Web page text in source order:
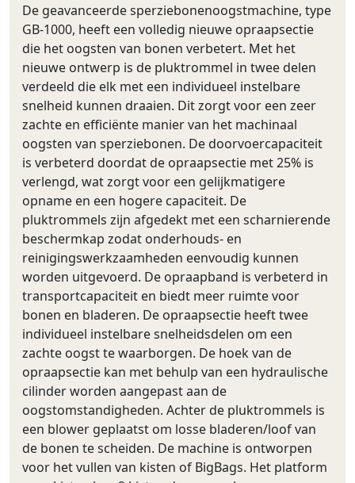
De geavanceerde sperziebonenoogstmachine, type
GB-1000, heeft een volledig nieuwe opraapsectie
die het oogsten van bonen verbetert. Met het
nieuwe ontwerp is de pluktrommel in twee delen
verdeeld die elk met een individueel instelbare
snelheid kunnen draaien. Dit zorgt voor een zeer
zachte en efficiënte manier van het machinaal
oogsten van sperziebonen. De doorvoercapaciteit
is verbeterd doordat de opraapsectie met 25% is
verlengd, wat zorgt voor een gelijkmatigere
opname en een hogere capaciteit. De
pluktrommels zijn afgedekt met een scharnierende
beschermkap zodat onderhouds- en
reinigingswerkzaamheden eenvoudig kunnen
worden uitgevoerd. De opraapband is verbeterd in
transportcapaciteit en biedt meer ruimte voor
bonen en bladeren. De opraapsectie heeft twee
individueel instelbare snelheidsdelen om een
zachte oogst te waarborgen. De hoek van de
opraapsectie kan met behulp van een hydraulische
cilinder worden aangepast aan de
oogstomstandigheden. Achter de pluktrommels is
een blower geplaatst om losse bladeren/loof van
de bonen te scheiden. De machine is ontworpen
voor het vullen van kisten of BigBags. Het platform